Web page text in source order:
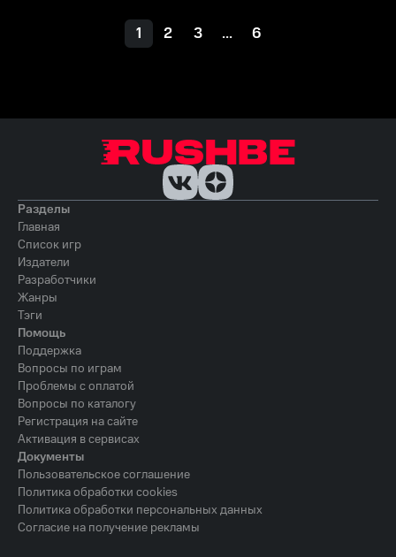
1 2 3 ... 6
Разделы
Главная
Список игр
Издатели
Разработчики
Жанры
Тэги
Помощь
Поддержка
Вопросы по играм
Проблемы с оплатой
Вопросы по каталогу
Регистрация на сайте
Активация в сервисах
Документы
Пользовательское соглашение
Политика обработки cookies
Политика обработки персональных данных
Согласие на получение рекламы